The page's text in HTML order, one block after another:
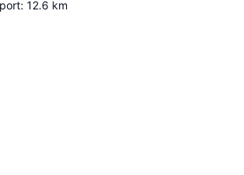
: 12.6 km